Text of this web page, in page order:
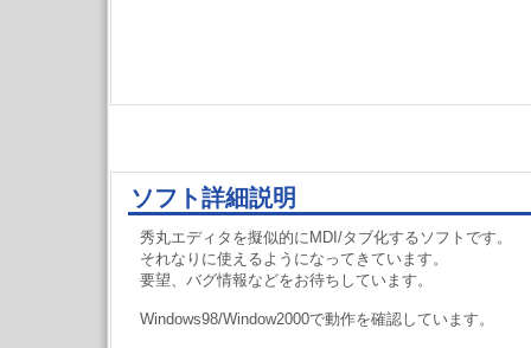
ソフト詳細説明
秀丸エディタを擬似的にMDI/タブ化するソフトです。
それなりに使えるようになってきています。
要望、バグ情報などをお待ちしています。
Windows98/Window2000で動作を確認しています。